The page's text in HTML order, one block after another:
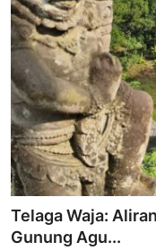
Desa Adat
Tradisi
Kearifan lokal
Alam Bali
Seni
Kisah
Telaga Waja:
Gunung Agu...